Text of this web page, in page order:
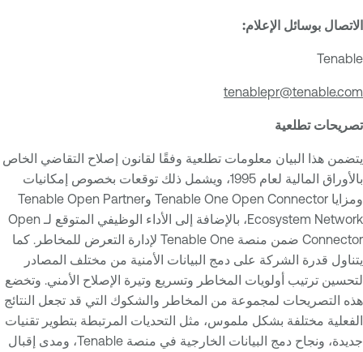
الاتصال بوسائل الإعلام:
Tenable
tenablepr@tenable.com
تصريحات تطلعية
يتضمن هذا البيان معلومات تطلعية وفقًا لقانون إصلاح التقاضي الخاص
بالأوراق المالية لعام 1995، ويشمل ذلك توقعات بخصوص إمكانيات
ومزايا Tenable One Open Connector وTenable Open Partner
Ecosystem Network، بالإضافة إلى الأداء الوظيفي المتوقع لـ Open
Connector ضمن منصة Tenable One لإدارة التعرض للمخاطر. كما
يتناول قدرة الشركة على دمج البيانات الأمنية من مختلف المصادر
لتحسين ترتيب أولويات المخاطر وتسريع وتيرة الإصلاح الأمني. وتخضع
هذه التصريحات لمجموعة من المخاطر والشكوك التي قد تجعل النتائج
الفعلية مختلفة بشكل ملموس، مثل التحديات المرتبطة بتطوير تقنيات
جديدة، ونجاح دمج البيانات الخارجية في منصة Tenable، ومدى إقبال